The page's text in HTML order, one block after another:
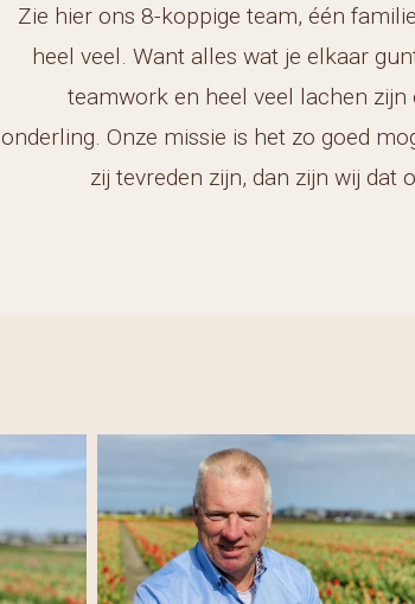
Zie hier ons 8-koppige team, één
heel veel. Want alles wat je elkaar
teamwork en heel veel lachen
onderling. Onze missie is het zo goed
zij tevreden zijn, dan zijn wij dat